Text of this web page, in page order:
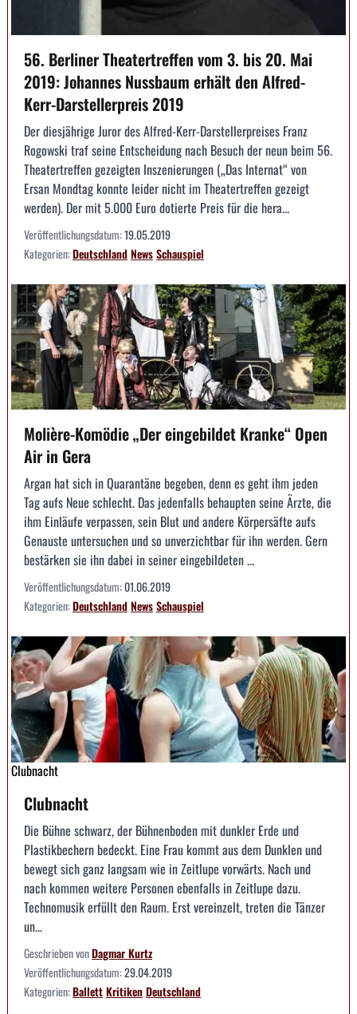
56. Berliner Theatertreffen vom 3. bis 20. Mai
2019: Johannes Nussbaum erhält den Alfred-
Kerr-Darstellerpreis 2019
Der diesjährige Juror des Alfred-Kerr-Darstellerpreises Franz
Rogowski traf seine Entscheidung nach Besuch der neun beim 56.
Theatertreffen gezeigten Inszenierungen („Das Internat“ von
Ersan Mondtag konnte leider nicht im Theatertreffen gezeigt
werden). Der mit 5.000 Euro dotierte Preis für die hera...
Veröffentlichungsdatum:19.05.2019
Kategorien:DeutschlandNewsSchauspiel
Molière-Komödie „Der eingebildet Kranke“ Open
Air in Gera
Argan hat sich in Quarantäne begeben, denn es geht ihm jeden
Tag aufs Neue schlecht. Das jedenfalls behaupten seine Ärzte, die
ihm Einläufe verpassen, sein Blut und andere Körpersäfte aufs
Genauste untersuchen und so unverzichtbar für ihn werden. Gern
bestärken sie ihn dabei in seiner eingebildeten ...
Veröffentlichungsdatum:01.06.2019
Kategorien:DeutschlandNewsSchauspiel
Clubnacht
Clubnacht
Die Bühne schwarz, der Bühnenboden mit dunkler Erde und
Plastikbechern bedeckt. Eine Frau kommt aus dem Dunklen und
bewegt sich ganz langsam wie in Zeitlupe vorwärts. Nach und
nach kommen weitere Personen ebenfalls in Zeitlupe dazu.
Technomusik erfüllt den Raum. Erst vereinzelt, treten die Tänzer
un...
Geschrieben vonDagmar Kurtz
Veröffentlichungsdatum:29.04.2019
Kategorien:BallettKritikenDeutschland